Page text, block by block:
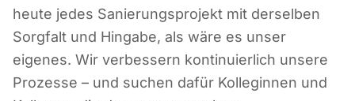
heute jedes Sanierungsprojekt mit derselben
Sorgfalt und Hingabe, als wäre es unser
eigenes. Wir verbessern kontinuierlich unsere
Prozesse – und suchen dafür Kolleginnen und